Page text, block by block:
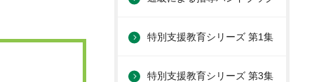
特別支援教育シリーズ 第1集
特別支援教育シリーズ 第3集